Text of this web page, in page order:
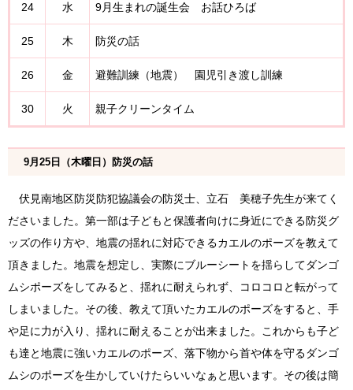
24 水 9月生まれの誕生会 お話ひろば
25 木 防災の話
26 金 避難訓練（地震） 園児引き渡し訓練
30 火 親子クリーンタイム
9月25日（木曜日）防災の話
伏見南地区防災防犯協議会の防災士、立石 美穂子先生が来てく
ださいました。第一部は子どもと保護者向けに身近にできる防災グ
ッズの作り方や、地震の揺れに対応できるカエルのポーズを教えて
頂きました。地震を想定し、実際にブルーシートを揺らしてダンゴ
ムシポーズをしてみると、揺れに耐えられず、コロコロと転がって
しまいました。その後、教えて頂いたカエルのポーズをすると、手
や足に力が入り、揺れに耐えることが出来ました。これからも子ど
も達と地震に強いカエルのポーズ、落下物から首や体を守るダンゴ
ムシのポーズを生かしていけたらいいなぁと思います。その後は簡